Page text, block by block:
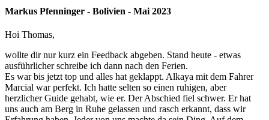
Markus Pfenninger - Bolivien - Mai 2023
Hoi Thomas,
wollte dir nur kurz ein Feedback abgeben. Stand heute - etwas
ausführlicher schreibe ich dann nach den Ferien.
Es war bis jetzt top und alles hat geklappt. Alkaya mit dem Fahrer
Marcial war perfekt. Ich hatte selten so einen ruhigen, aber
herzlicher Guide gehabt, wie er. Der Abschied fiel schwer. Er hat
uns auch am Berg in Ruhe gelassen und rasch erkannt, dass wir